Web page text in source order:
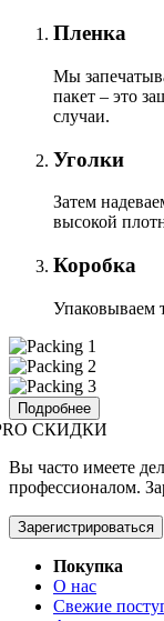
Пленка
Мы
пакет – это
случаи.
Уголки
Затем
высокой
Коробка
Упаковываем
Подробнее
СКИДКИ
Вы часто имеете
профессионалом.
Зарегистрироваться
Покупка
О нас
Свежие